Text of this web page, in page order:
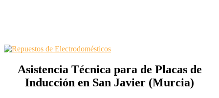
Asistencia Técnica para de Placas de
Inducción en San Javier (Murcia)